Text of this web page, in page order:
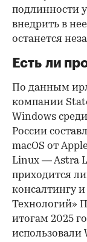
подлинности
внедрить в
останется
Есть ли
По данным
компании
Windows
России
macOS от
Linux — Astra
приходится
консалтингу
Технологий»
итогам 2025
использовали